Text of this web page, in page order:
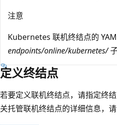
注意
Kubernetes 联机终结点的
endpoints/online/kubernetes/
定义终结点
若要定义联机终结点，请指定终
关托管联机终结点的详细信息，